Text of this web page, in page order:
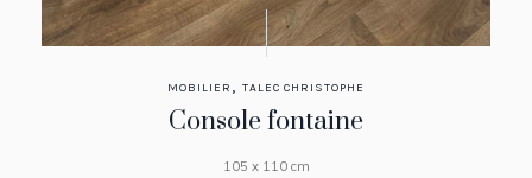
MOBILIER ,TALEC CHRISTOPHE
Console fontaine
105 x 110 cm